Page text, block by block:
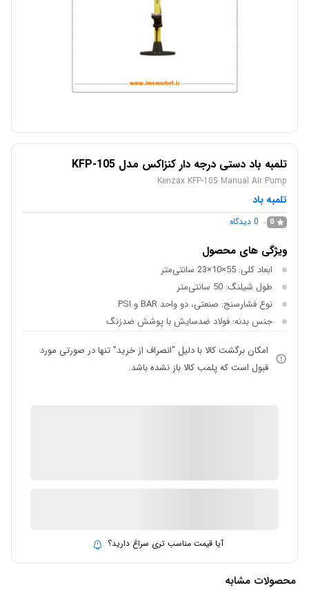
تلمبه باد دستی درجه دار کنزاکس مدل KFP-105
Kenzax KFP-105 Manual Air Pump
تلمبه باد
0
0 دیدگاه
ویژگی های محصول
ابعاد کلی: 55×10×23 سانتی‌متر
طول شیلنگ: 50 سانتی‌متر
نوع فشارسنج: صنعتی، دو واحد BAR و PSI
جنس بدنه: فولاد ضدسایش با پوشش ضدزنگ
امکان برگشت کالا با دلیل "انصراف از خرید" تنها در صورتی مورد
قبول است که پلمب کالا باز نشده باشد.
در انبار موجود نمی باشد
آیا قیمت مناسب تری سراغ دارید؟
محصولات مشابه